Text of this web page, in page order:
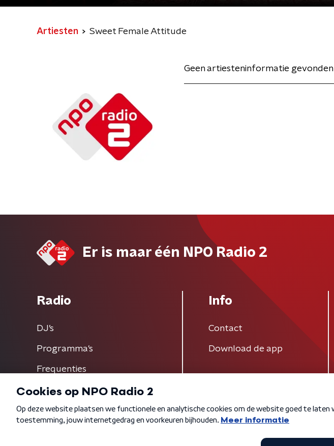
Artiesten Sweet Female Attitude
Geen artiesteninformatie gevonden
Er is maar één NPO Radio 2
Radio
DJ’s
Programma's
Frequenties
Info
Contact
Download de app
Algemene voorwaarden Privacybeleid